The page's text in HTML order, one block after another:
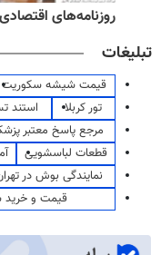
روزنامه‌های اقتصادی
تبلیغات
قیمت شیشه سکوریت
تور کربلا
استند
مرجع پاسخ معتبر
قطعات لباسشویی
نمایندگی بوش در
قیمت و خرید